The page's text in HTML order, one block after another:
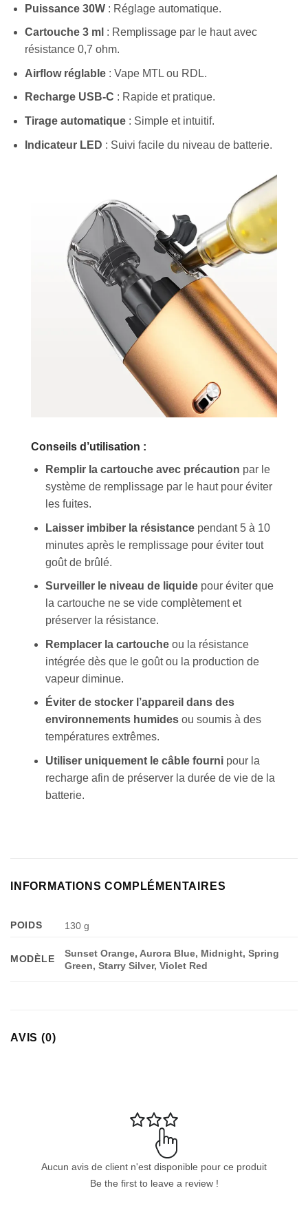
Puissance 30W: Réglage automatique.
Cartouche 3 ml : Remplissage par le haut avec
résistance 0,7 ohm.
Airflow réglable: Vape MTL ou RDL.
Recharge USB-C : Rapide et pratique.
Tirage automatique: Simple et intuitif.
Indicateur LED : Suivi facile du niveau de batterie.
Conseils d’utilisation :
Remplir la cartouche avec précaution par le
système de remplissage par le haut pour éviter
les fuites.
Laisser imbiber la résistancependant 5 à 10
minutes après le remplissage pour éviter tout
goût de brûlé.
Surveiller le niveau de liquidepour éviter que
la cartouche ne se vide complètement et
préserver la résistance.
Remplacer la cartoucheou la résistance
intégrée dès que le goût ou la production de
vapeur diminue.
Éviter de stocker l’appareil dans des
environnements humidesou soumis à des
températures extrêmes.
Utiliser uniquement le câble fournipour la
recharge afin de préserver la durée de vie de la
batterie.
INFORMATIONS COMPLÉMENTAIRES
POIDS 130 g
MODÈLE
Sunset Orange, Aurora Blue, Midnight, Spring
Green, Starry Silver, Violet Red
AVIS (0)
Aucun avis de client n'est disponible pour ce produit
Be the first to leave a review !
Appliquer les filtres